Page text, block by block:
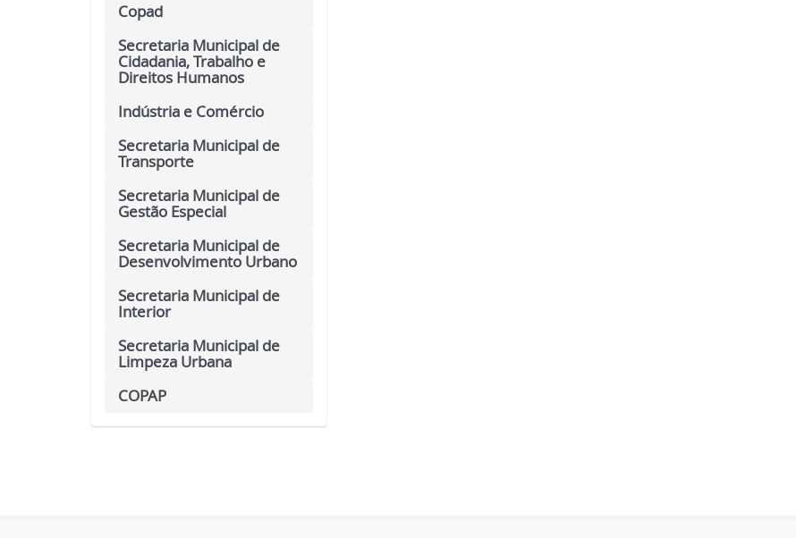
Copad
Secretaria Municipal de
Cidadania, Trabalho e
Direitos Humanos
Indústria e Comércio
Secretaria Municipal de
Transporte
Secretaria Municipal de
Gestão Especial
Secretaria Municipal de
Desenvolvimento Urbano
Secretaria Municipal de
Interior
Secretaria Municipal de
Limpeza Urbana
COPAP